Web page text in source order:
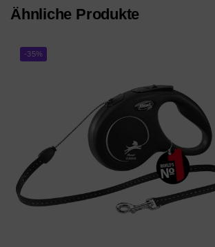
Ähnliche Produkte
-35%